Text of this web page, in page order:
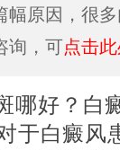
幅原因，很
询，可点击
好？白癜
于白癜风